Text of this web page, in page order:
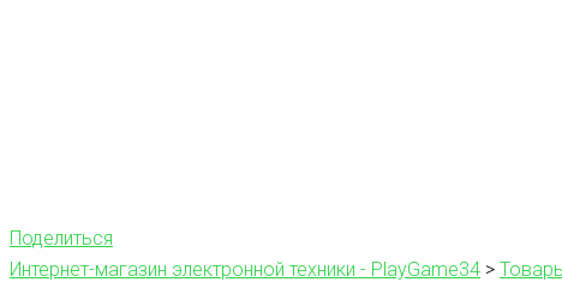
Поделиться
Интернет-магазин электронной техники - PlayGame34 >